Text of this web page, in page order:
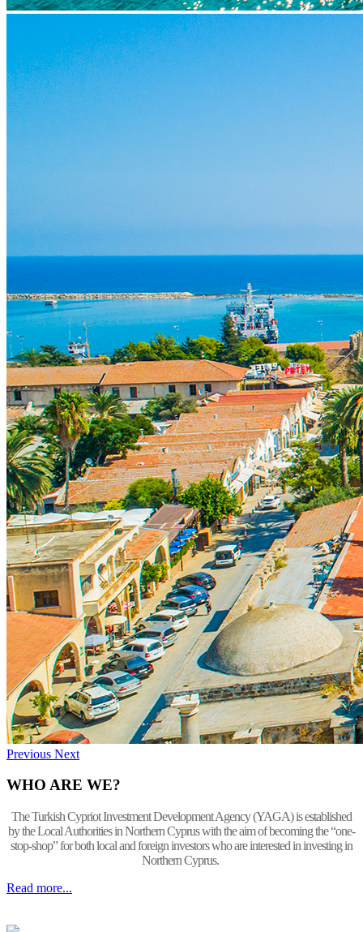
Previous Next
WHO ARE WE?
The Turkish Cypriot Investment Development Agency (YAGA) is established
by the Local Authorities in Northern Cyprus with the aim of becoming the “one-
stop-shop” for both local and foreign investors who are interested in investing in
Northern Cyprus.
Read more...